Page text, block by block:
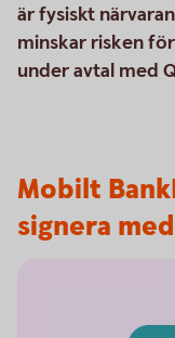
är fysiskt
minskar risken
under avtal med
Mobilt
signera